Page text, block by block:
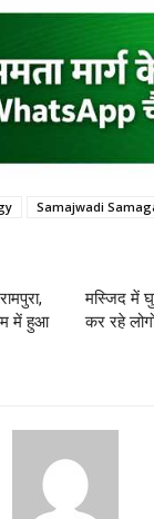
Samajwadi
में हुआ
मस्जिद में
कर रहे